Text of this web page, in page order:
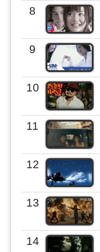
8
9
10
11
12
13
14